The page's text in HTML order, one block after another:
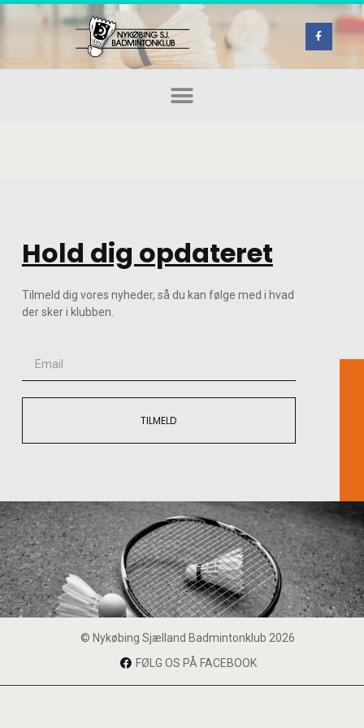
Hold dig opdateret
Tilmeld dig vores nyheder, så du kan følge med i hvad
der sker i klubben.
TILMELD
© Nykøbing Sjælland Badmintonklub 2026
FØLG OS PÅ FACEBOOK